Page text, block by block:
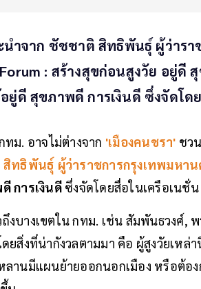
ำจาก ชัชชาติ สิทธิพันธุ์ ผู้ว่ารา
: สร้างสุขก่อนสูงวัย อยู่ดี
อยู่ดี สุขภาพดี การเงินดี ซึ่งจัดโด
ม. อาจไม่ต่างจาก 'เมืองคนชรา' ชว
ทธิพันธุ์ ผู้ว่าราชการกรุงเทพมหาน
การเงินดีซึ่งจัดโดยสื่อในเครือเนชั่น
งบางเขตใน กทม. เช่น สัมพันธวงศ์,
ดยสิ่งที่น่ากังวลตามมา คือ ผู้สูงวัยเห
ลานมีแผนย้ายออกนอกเมือง หรือต้